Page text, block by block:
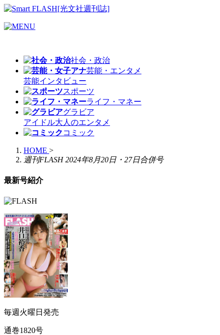
社会・政治
芸能・エンタメ
芸能インタビュー
スポーツ
ライフ・マネー
グラビア
アイドル大人のエンタメ
コミック
HOME >
週刊FLASH 2024年8月20日・27日合併号
最新号紹介
毎週火曜日発売
通巻1820号